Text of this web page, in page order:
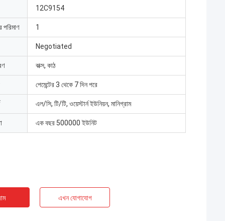
12C9154
পরিমাণ 1
Negotiated
বাক্স, কাঠ
পেমেন্টের 3 থেকে 7 দিন পরে
এল/সি, টি/টি, ওয়েস্টার্ন ইউনিয়ন, মানিগ্রাম
এক বছর 500000 ইউনিট
এখন যোগাযোগ